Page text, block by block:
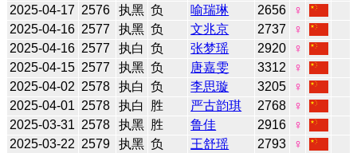
2025-04-17 2576 执黑 负 喻瑞琳 2656
♀
2025-04-16 2577 执黑 负 文兆京 2737
♀
2025-04-16 2577 执白 负 张梦瑶 2920
♀
2025-04-15 2577 执黑 负 唐嘉雯 3312
♀
2025-04-02 2578 执白 负 李思璇 3205
♀
2025-04-01 2578 执白 胜 严古韵琪 2768
♀
2025-03-31 2578 执黑 胜 鲁佳 2916
♀
2025-03-22 2579 执黑 负 王舒瑶 2793
♀